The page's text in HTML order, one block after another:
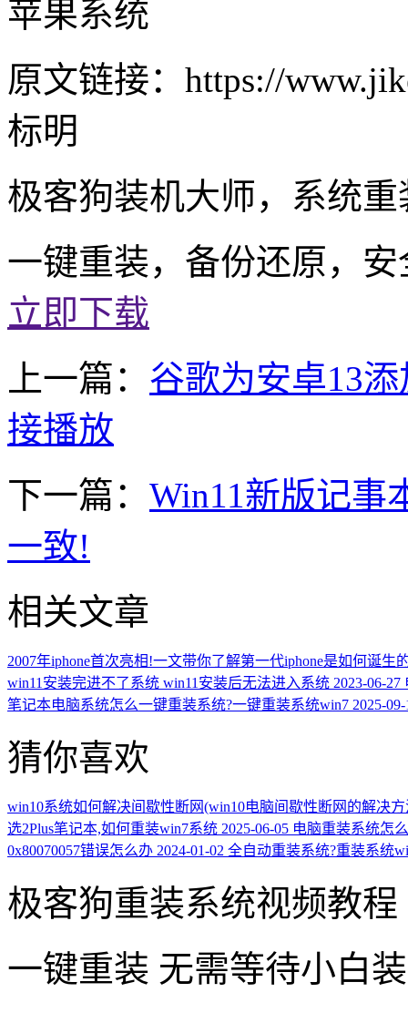
苹果系统
原文链接：https://
标明
极客狗装机大师，系统
一键重装，备份还原，
立即下载
上一篇： 谷歌为安卓13
接播放
下一篇： Win11新版记事
一致!
相关文章
2007年iphone首次亮相!一文带你了解第一代iphone是如何诞生
win11安装完进不了系统 win11安装后无法进入系统 2023-06-27
笔记本电脑系统怎么一键重装系统?一键重装系统win7 2025-09-
猜你喜欢
win10系统如何解决间歇性断网(win10电脑间歇性断网的解决方
选2Plus笔记本,如何重装win7系统 2025-06-05 电脑重装系统怎
0x80070057错误怎么办 2024-01-02 全自动重装系统?重装系统
极客狗重装系统视频教程
一键重装 无需等待小白